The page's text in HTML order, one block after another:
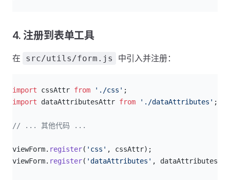
4. 注册到表单工具
在 src/utils/form.js 中引入并注册：
import cssAttr from './css' ;
import dataAttributesAttr from './dataAttributes' ;
// ... 其他代码 ...
viewForm. register( 'css' , cssAttr);
viewForm. register( 'dataAttributes' ,